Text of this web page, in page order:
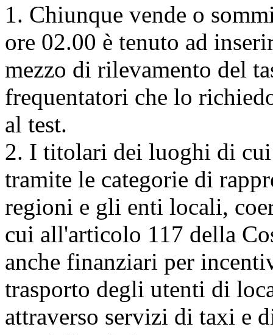
1. Chiunque vende o
ore 02.00 è tenuto ad
mezzo di rilevamento del
frequentatori che lo
al test.
2. I titolari dei luoghi di
tramite le categorie di
regioni e gli enti locali,
cui all'articolo 117 della
anche finanziari per
trasporto degli utenti di
attraverso servizi di taxi e